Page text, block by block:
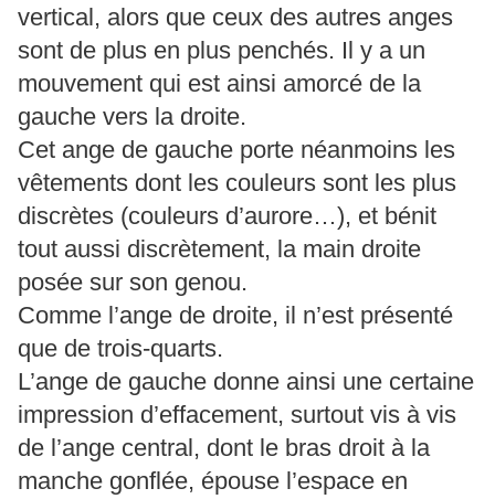
vertical, alors que ceux des autres anges
sont de plus en plus penchés. Il y a un
mouvement qui est ainsi amorcé de la
gauche vers la droite.
Cet ange de gauche porte néanmoins les
vêtements dont les couleurs sont les plus
discrètes (couleurs d’aurore…), et bénit
tout aussi discrètement, la main droite
posée sur son genou.
Comme l’ange de droite, il n’est présenté
que de trois-quarts.
L’ange de gauche donne ainsi une certaine
impression d’effacement, surtout vis à vis
de l’ange central, dont le bras droit à la
manche gonflée, épouse l’espace en